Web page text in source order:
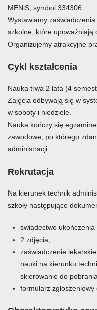
MENiS, symbol 334306
Wystawiamy
szkolne, które upoważniają
Organizujemy atrakcyjne
Cykl kształcenia
Nauka trwa 2 lata (4
Zajęcia odbywają się w
w soboty i niedziele.
Nauka kończy się
zawodowe, po którego
administracji.
Rekrutacja
Na kierunek technik
szkoły następujące
świadectwo ukończenia
2 zdjęcia,
zaświadczenie
nauki na kierunku
skierowanie do
formularz zgłoszeniowy